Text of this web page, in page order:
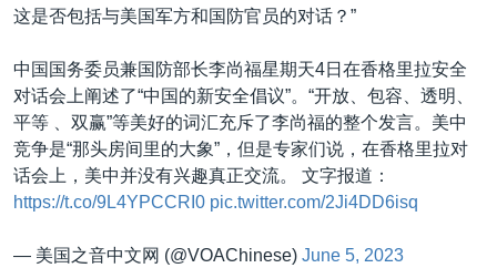
这是否包括与美国军方和国防官员的对话？”
中国国务委员兼国防部长李尚福星期天4日在香格里拉安全
对话会上阐述了“中国的新安全倡议”。“开放、包容、透明、
平等 、双赢”等美好的词汇充斥了李尚福的整个发言。美中
竞争是“那头房间里的大象”，但是专家们说，在香格里拉对
话会上，美中并没有兴趣真正交流。 文字报道：
https://t.co/9L4YPCCRI0 pic.twitter.com/2Ji4DD6isq
— 美国之音中文网 (@VOAChinese) June 5, 2023